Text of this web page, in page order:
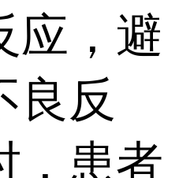
应，避
良反
，患者